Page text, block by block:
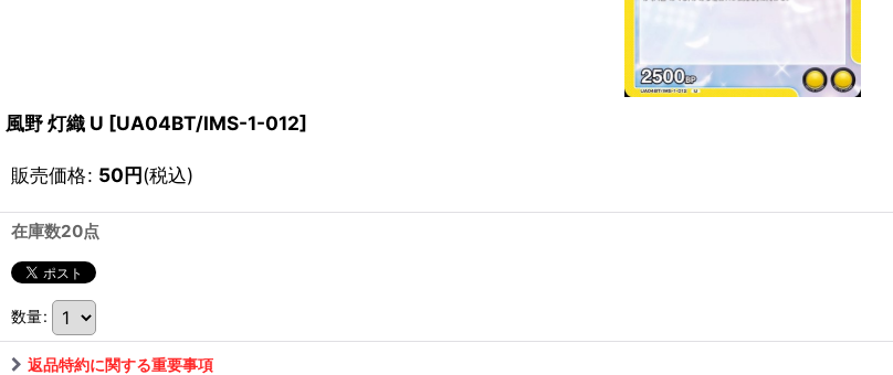
風野 灯織 U [UA04BT/IMS-1-012]
販売価格: 50円(税込)
在庫数20点
数量:
返品特約に関する重要事項